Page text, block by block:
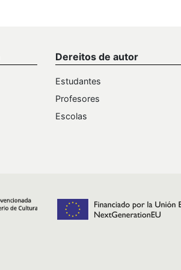
Dereitos de autor
Estudantes
Profesores
Escolas